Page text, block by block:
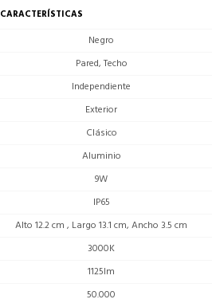
CARACTERÍSTICAS
Negro
Pared, Techo
Independiente
Exterior
Clásico
Aluminio
9W
IP65
Alto 12.2 cm , Largo 13.1 cm, Ancho 3.5 cm
3000K
1125lm
50.000